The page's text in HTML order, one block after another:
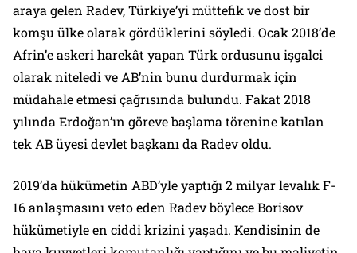
araya gelen Radev, Türkiye’yi müttefik ve dost bir
komşu ülke olarak gördüklerini söyledi. Ocak 2018’de
Afrin’e askeri harekât yapan Türk ordusunu işgalci
olarak niteledi ve AB’nin bunu durdurmak için
müdahale etmesi çağrısında bulundu. Fakat 2018
yılında Erdoğan’ın göreve başlama törenine katılan
tek AB üyesi devlet başkanı da Radev oldu.
2019’da hükümetin ABD’yle yaptığı 2 milyar levalık F-
16 anlaşmasını veto eden Radev böylece Borisov
hükümetiyle en ciddi krizini yaşadı. Kendisinin de